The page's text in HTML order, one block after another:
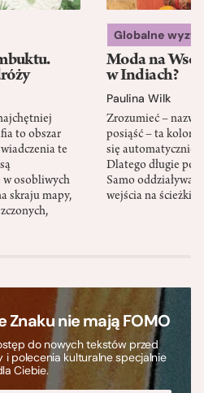
to obszar
te
w osobliwych
skraju mapy,
Globalne
Moda na
w Indiach?
Paulina Wilk
Zrozumieć –
posiąść – ta
się automatycznie,
Dlatego długie
Samo
wejścia na ścieżki
nie mają FOMO
do nowych tekstów przed
i polecenia kulturalne specjalnie
Ciebie.